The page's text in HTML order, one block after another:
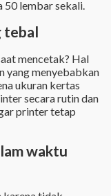
50 lembar sekali.
tebal
mencetak? Hal
yang menyebabkan
ukuran kertas
secara rutin dan
printer tetap
waktu